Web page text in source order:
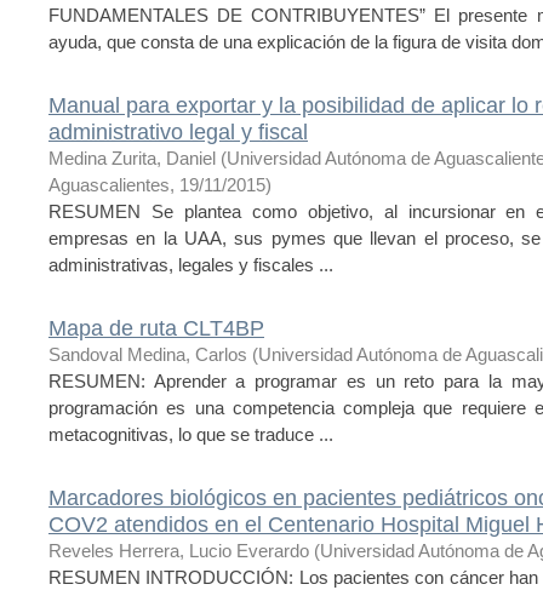
FUNDAMENTALES DE CONTRIBUYENTES” El
ayuda, que consta de una explicación de la figura de visita
Manual para exportar y la posibilidad de aplicar lo
administrativo legal y fiscal
Medina Zurita, Daniel (Universidad Autónoma de
Aguascalientes, 19/11/2015)
RESUMEN Se plantea como objetivo, al incursionar en
empresas en la UAA, sus pymes que llevan el proceso,
administrativas, legales y fiscales ...
Mapa de ruta CLT4BP
Sandoval Medina, Carlos (Universidad Autónoma de
RESUMEN: Aprender a programar es un reto para la
programación es una competencia compleja que requiere
metacognitivas, lo que se traduce ...
Marcadores biológicos en pacientes pediátricos
COV2 atendidos en el Centenario Hospital Miguel
Reveles Herrera, Lucio Everardo (Universidad Autónoma de
RESUMEN INTRODUCCIÓN: Los pacientes con cáncer